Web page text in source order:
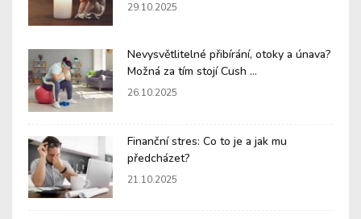
29.10.2025
Nevysvětlitelné přibírání, otoky a únava?
Možná za tím stojí Cush ...
26.10.2025
Finanční stres: Co to je a jak mu
předcházet?
21.10.2025